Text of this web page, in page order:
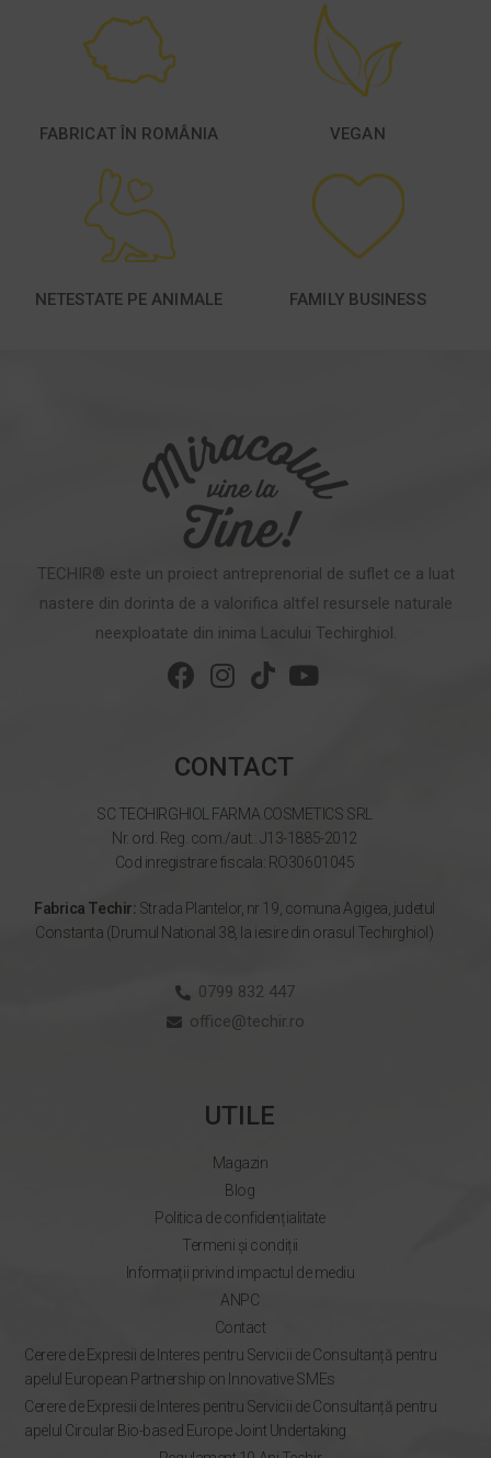
FABRICAT ÎN ROMÂNIA VEGAN
NETESTATE PE ANIMALE FAMILY BUSINESS
TECHIR® este un proiect antreprenorial de suflet ce a luat
nastere din dorinta de a valorifica altfel resursele naturale
neexploatate din inima Lacului Techirghiol.
CONTACT
SC TECHIRGHIOL FARMA COSMETICS SRL
Nr. ord. Reg. com./aut.: J13-1885-2012
Cod inregistrare fiscala: RO30601045
Fabrica Techir: Strada Plantelor, nr 19, comuna Agigea, judetul
Constanta (Drumul National 38, la iesire din orasul Techirghiol)
0799 832 447
office@techir.ro
UTILE
Magazin
Blog
Politica de confidențialitate
Termeni și condiții
Informații privind impactul de mediu
ANPC
Contact
Cerere de Expresii de Interes pentru Servicii de Consultanță pentru
apelul European Partnership on Innovative SMEs
Cerere de Expresii de Interes pentru Servicii de Consultanță pentru
apelul Circular Bio-based Europe Joint Undertaking